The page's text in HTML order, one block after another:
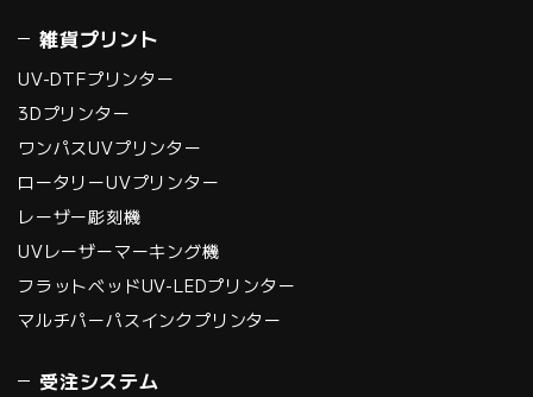
雑貨プリント
UV-DTFプリンター
3Dプリンター
ワンパスUVプリンター
ロータリーUVプリンター
レーザー彫刻機
UVレーザーマーキング機
フラットベッドUV-LEDプリンター
マルチパーパスインクプリンター
受注システム